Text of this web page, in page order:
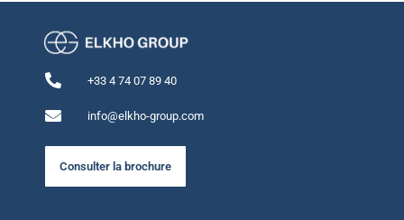
+33 4 74 07 89 40
info@elkho-group.com
Consulter la brochure